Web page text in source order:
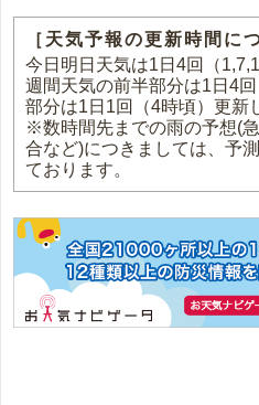
［天気予報の更新時間に
今日明日天気は1日4回（
週間天気の前半部分は1日4
部分は1日1回（4時頃）更新
※数時間先までの雨の予想(
合など)につきましては、予
ております。